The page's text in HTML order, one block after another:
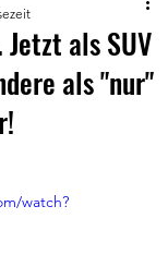
als SUV
als "nur"
watch?